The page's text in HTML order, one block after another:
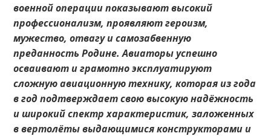
военной операции показывают высокий
профессионализм, проявляют героизм,
мужество, отвагу и самозабвенную
преданность Родине. Авиаторы успешно
осваивают и грамотно эксплуатируют
сложную авиационную технику, которая из года
в год подтверждает свою высокую надёжность
и широкий спектр характеристик, заложенных
в вертолёты выдающимися конструкторами и